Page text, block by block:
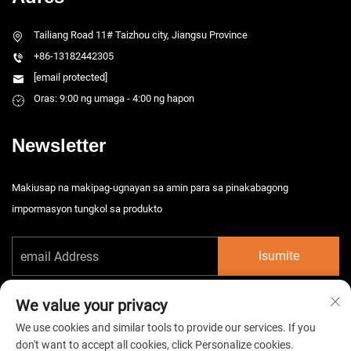
Tailiang Road 11# Taizhou city, Jiangsu Province
+86-13182442305
[email protected]
Oras: 9:00 ng umaga - 4:00 ng hapon
Newsletter
Makiusap na makipag-ugnayan sa amin para sa pinakabagong
impormasyon tungkol sa produkto
Isumite
We value your privacy
We use cookies and similar tools to provide our services. If you
don't want to accept all cookies, click Personalize cookies.